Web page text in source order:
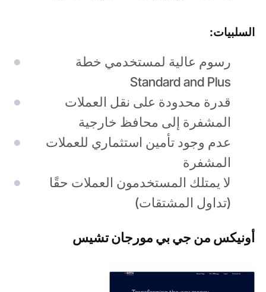
السلبيات:
رسوم عالية لمستخدمي خطة
Standard and Plus
قدرة محدودة على نقل العملات
المشفرة إلى محافظ خارجية
عدم وجود تأمين استثماري للعملات
المشفرة
لا يمتلك المستخدمون العملات حقًا
(تداول المشتقات)
أونيكس من جي بي مورجان تشيس